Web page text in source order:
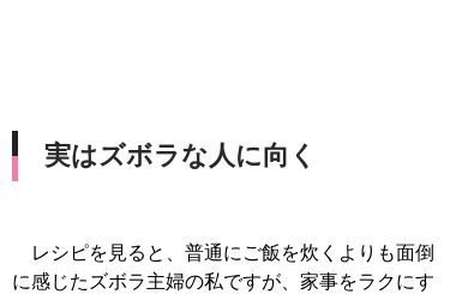
実はズボラな人に向く
レシピを見ると、普通にご飯を炊くよりも面倒
に感じたズボラ主婦の私ですが、家事をラクにす